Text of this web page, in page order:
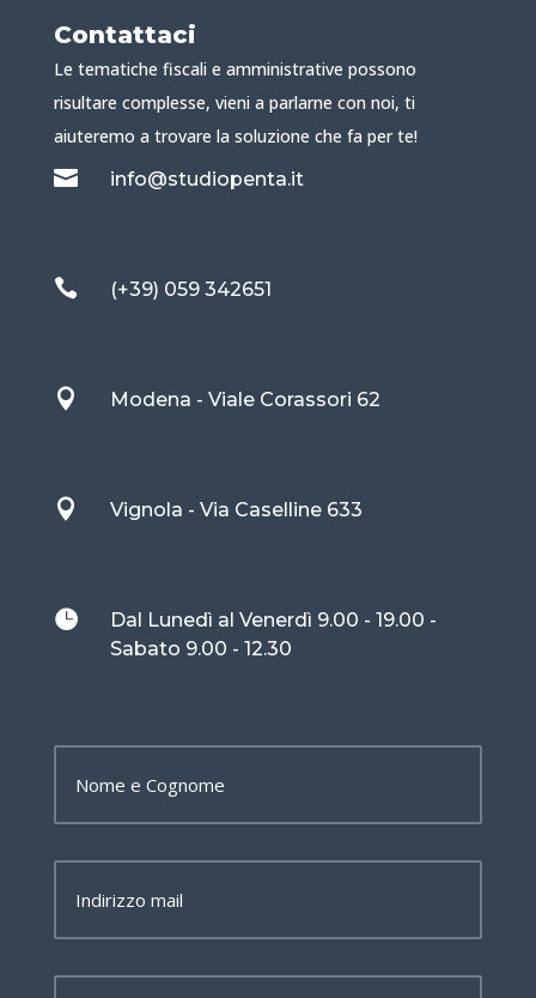
Contattaci
Le tematiche fiscali e amministrative possono
risultare complesse, vieni a parlarne con noi, ti
aiuteremo a trovare la soluzione che fa per te!
 info@studiopenta.it
 (+39) 059 342651
 Modena - Viale Corassori 62
 Vignola - Via Caselline 633

Dal Lunedì al Venerdì 9.00 - 19.00 -
Sabato 9.00 - 12.30